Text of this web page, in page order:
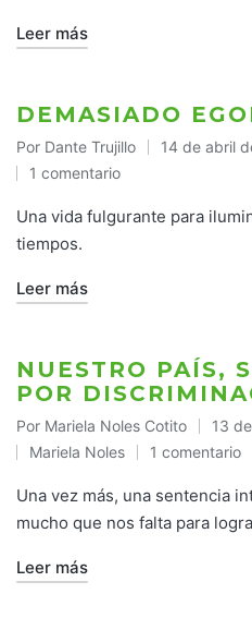
Leer más
DEMASIADO
Publicado
por
Por Dante Trujillo 14 de abril
1 comentario
Una vida fulgurante para
tiempos.
Leer más
NUESTRO PAÍS,
POR
Publicado
por
Por Mariela Noles Cotito 13
Publicado
en
Mariela Noles 1 comentario
Una vez más, una sentencia
mucho que nos falta para
Leer más